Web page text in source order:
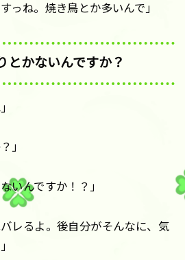
っね。焼き鳥とか多いんで」
とかないんですか？
」
いんですか！？」
レるよ。後自分がそんなに、気